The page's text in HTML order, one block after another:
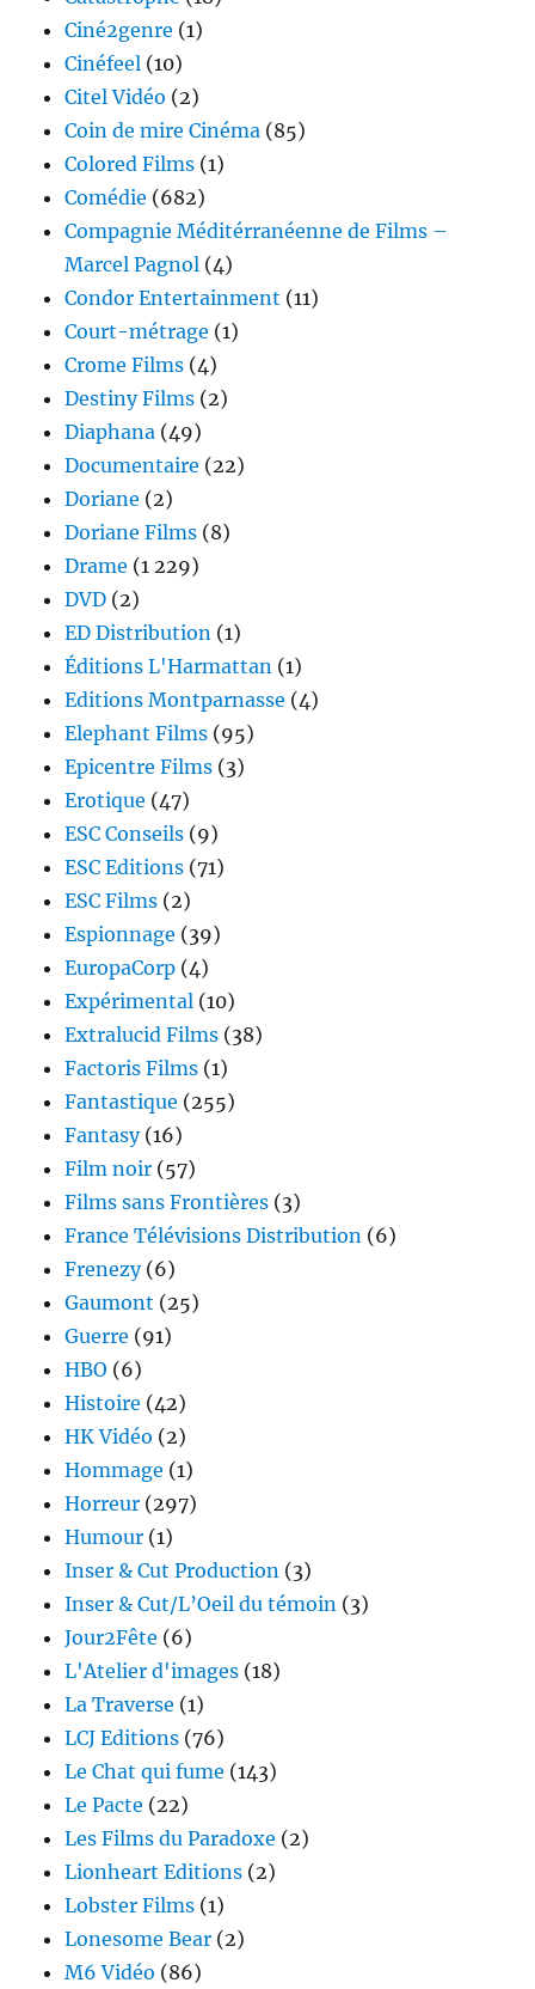
Ciné2genre (1)
Cinéfeel (10)
Citel Vidéo (2)
Coin de mire Cinéma (85)
Colored Films (1)
Comédie (682)
Compagnie Méditérranéenne de Films –
Marcel Pagnol (4)
Condor Entertainment (11)
Court-métrage (1)
Crome Films (4)
Destiny Films (2)
Diaphana (49)
Documentaire (22)
Doriane (2)
Doriane Films (8)
Drame (1 229)
DVD (2)
ED Distribution (1)
Éditions L'Harmattan (1)
Editions Montparnasse (4)
Elephant Films (95)
Epicentre Films (3)
Erotique (47)
ESC Conseils (9)
ESC Editions (71)
ESC Films (2)
Espionnage (39)
EuropaCorp (4)
Expérimental (10)
Extralucid Films (38)
Factoris Films (1)
Fantastique (255)
Fantasy(16)
Film noir (57)
Films sans Frontières (3)
France Télévisions Distribution (6)
Frenezy(6)
Gaumont (25)
Guerre (91)
HBO (6)
Histoire (42)
HK Vidéo (2)
Hommage (1)
Horreur (297)
Humour (1)
Inser & Cut Production (3)
Inser & Cut/L’Oeil du témoin (3)
Jour2Fête (6)
L'Atelier d'images (18)
La Traverse (1)
LCJ Editions (76)
Le Chat qui fume (143)
Le Pacte (22)
Les Films du Paradoxe (2)
Lionheart Editions (2)
Lobster Films (1)
Lonesome Bear (2)
M6 Vidéo (86)